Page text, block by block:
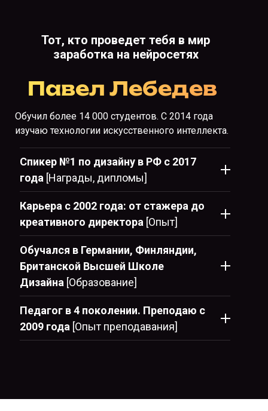
Обучил более 14 000 студентов. С 2014 года
изучаю технологии искусственного интеллекта.
Павел Лебедев
Спикер №1 по дизайну в РФ с 2017
года [Награды, дипломы]
Карьера с 2002 года: от стажера до
креативного директора [Опыт]
Обучался в Германии, Финляндии,
Британской Высшей Школе
Дизайна [Образование]
Педагог в 4 поколении. Преподаю с
2009 года [Опыт преподавания]
Тот, кто проведет тебя в мир
заработка на нейросетях